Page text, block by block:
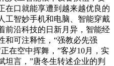
在口就能享遭到越来越优良的
工智妙手机和电脑、智能穿戴
前沿科技的日新月异，智能经
和可注释性，“强教必先强
在空中挥舞，”客岁10月，实
坦言，”唐冬生转述企业的判